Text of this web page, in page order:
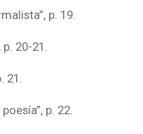
p. 19.
20-21.
21.
p. 22.